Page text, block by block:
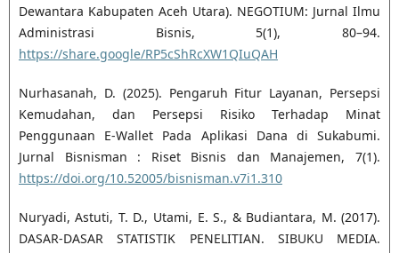
Dewantara Kabupaten Aceh Utara). NEGOTIUM: Jurnal Ilmu
Administrasi Bisnis, 5(1), 80–94.
https://share.google/RP5cShRcXW1QIuQAH
Nurhasanah, D. (2025). Pengaruh Fitur Layanan, Persepsi
Kemudahan, dan Persepsi Risiko Terhadap Minat
Penggunaan E-Wallet Pada Aplikasi Dana di Sukabumi.
Jurnal Bisnisman : Riset Bisnis dan Manajemen, 7(1).
https://doi.org/10.52005/bisnisman.v7i1.310
Nuryadi, Astuti, T. D., Utami, E. S., & Budiantara, M. (2017).
DASAR-DASAR STATISTIK PENELITIAN. SIBUKU MEDIA.